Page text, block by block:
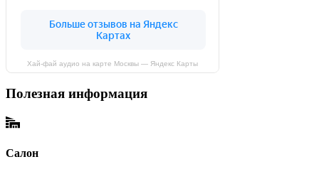
Хай-фай аудио на карте Москвы — Яндекс Карты
Полезная информация
Салон